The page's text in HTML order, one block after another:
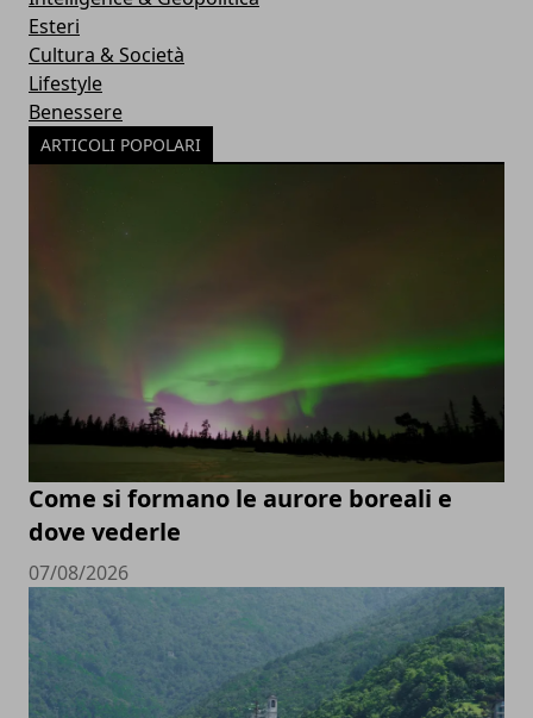
Esteri
Cultura & Società
Lifestyle
Benessere
ARTICOLI POPOLARI
Come si formano le aurore boreali e
dove vederle
07/08/2026